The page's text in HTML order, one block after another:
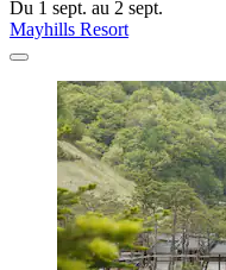
Du 1 sept. au 2 sept.
Mayhills Resort